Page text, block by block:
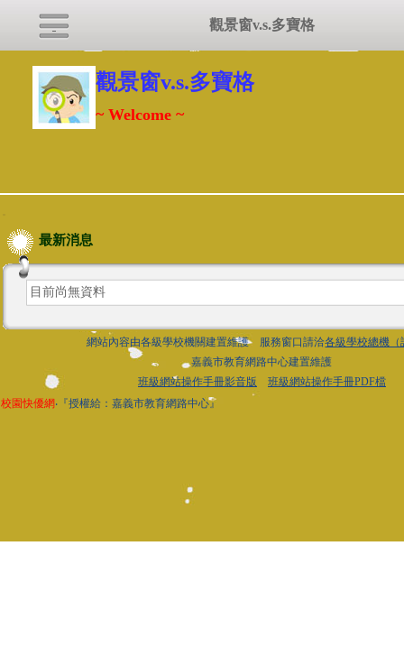
觀景窗v.s.多寶格
~ Welcome ~
最新消息
目前尚無資料
網站內容由各級學校機關建置維護 服務窗口請洽各級學校總機（
嘉義市教育網路中心建置維護
班級網站操作手冊影音版
班級網站操作手冊PDF檔
校園快優網‧『授權給：嘉義市教育網路中心』
觀景窗v.s.多寶格